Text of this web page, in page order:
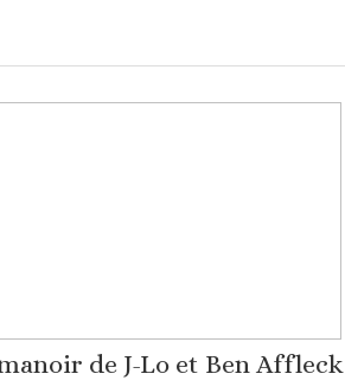
de J-Lo et Ben Affleck